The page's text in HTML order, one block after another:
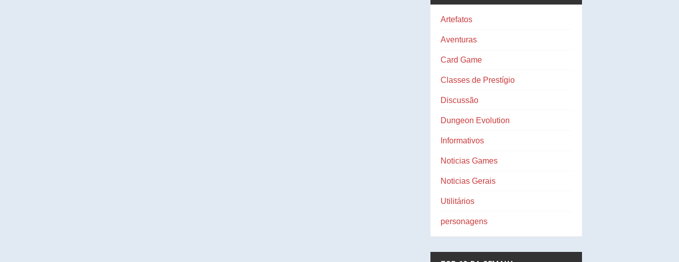
Artefatos
Aventuras
Card Game
Classes de Prestígio
Discussão
Dungeon Evolution
Informativos
Noticias Games
Noticias Gerais
Utilitários
personagens